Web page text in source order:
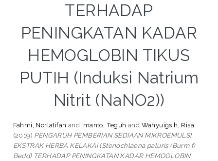
TERHADAP
PENINGKATAN KADAR
HEMOGLOBIN TIKUS
PUTIH (Induksi Natrium
Nitrit (NaNO2))
Fahmi, Norlatifah and Imanto, Teguh and Wahyuigsih, Risa
(2019) PENGARUH PEMBERIAN SEDIAAN MIKROEMULSI
EKSTRAK HERBA KELAKAI (Stenochlaena paluris (Burm.f)
Bedd) TERHADAP PENINGKATAN KADAR HEMOGLOBIN